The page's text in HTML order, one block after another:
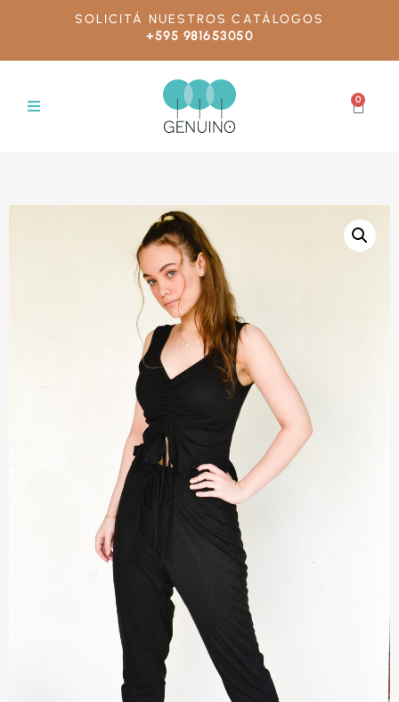
SOLICITÁ NUESTROS CATÁLOGOS
+595 981653050
0